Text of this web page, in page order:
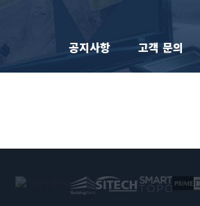
공지사항 고객 문의